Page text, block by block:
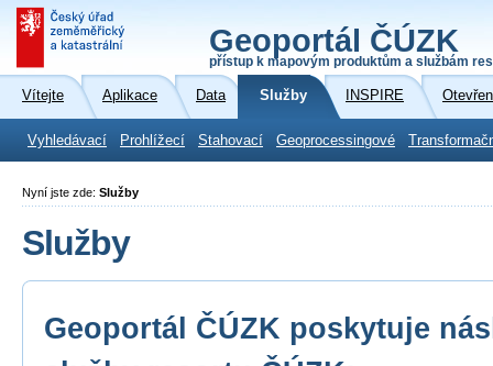
Geoportál ČÚZK
přístup k mapovým produktům a službám
Vítejte Aplikace Data Služby INSPIRE
Vyhledávací Prohlížecí Stahovací Geoprocessingové
Nyní jste zde: Služby
Služby
Geoportál ČÚZK poskytuje